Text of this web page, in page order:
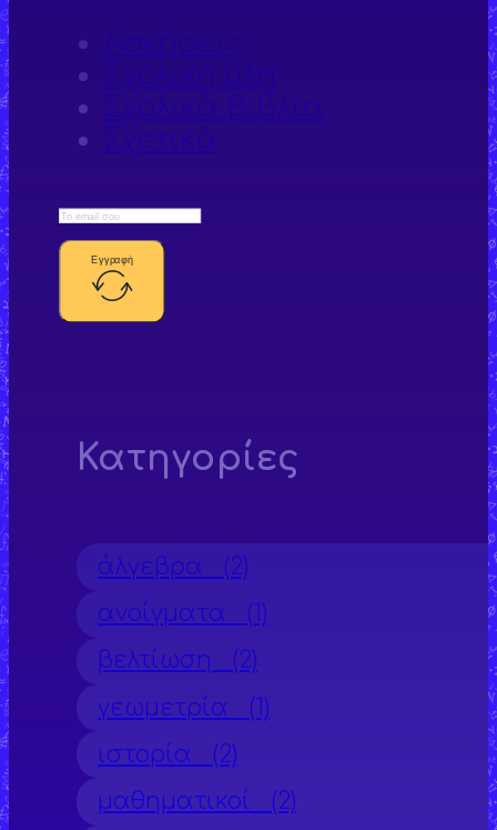
Ασκήσεις
Σχολική ύλη
Σχολικά βιβλία
Σχετικά
Εγγραφή
Κατηγορίες
άλγεβρα (2)
ανοίγματα (1)
βελτίωση (2)
γεωμετρία (1)
ιστορία (2)
μαθηματικοί (2)